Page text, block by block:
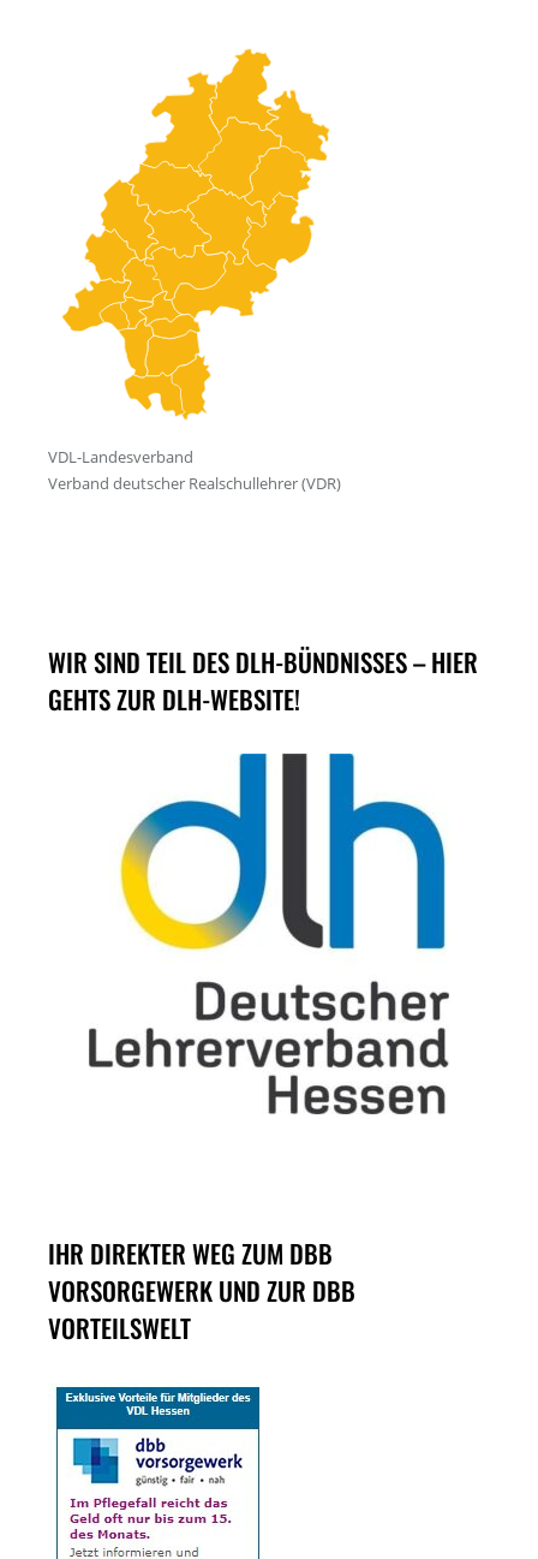
WIR SIND TEIL DES DLH-BÜNDNISSES – HIER
GEHTS ZUR DLH-WEBSITE!
IHR DIREKTER WEG ZUM DBB
VORSORGEWERK UND ZUR DBB
VORTEILSWELT